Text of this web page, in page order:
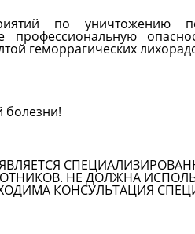
по уничтожению
геморрагических
болезни!
НЕ ДОЛЖНА
КОНСУЛЬТАЦИЯ